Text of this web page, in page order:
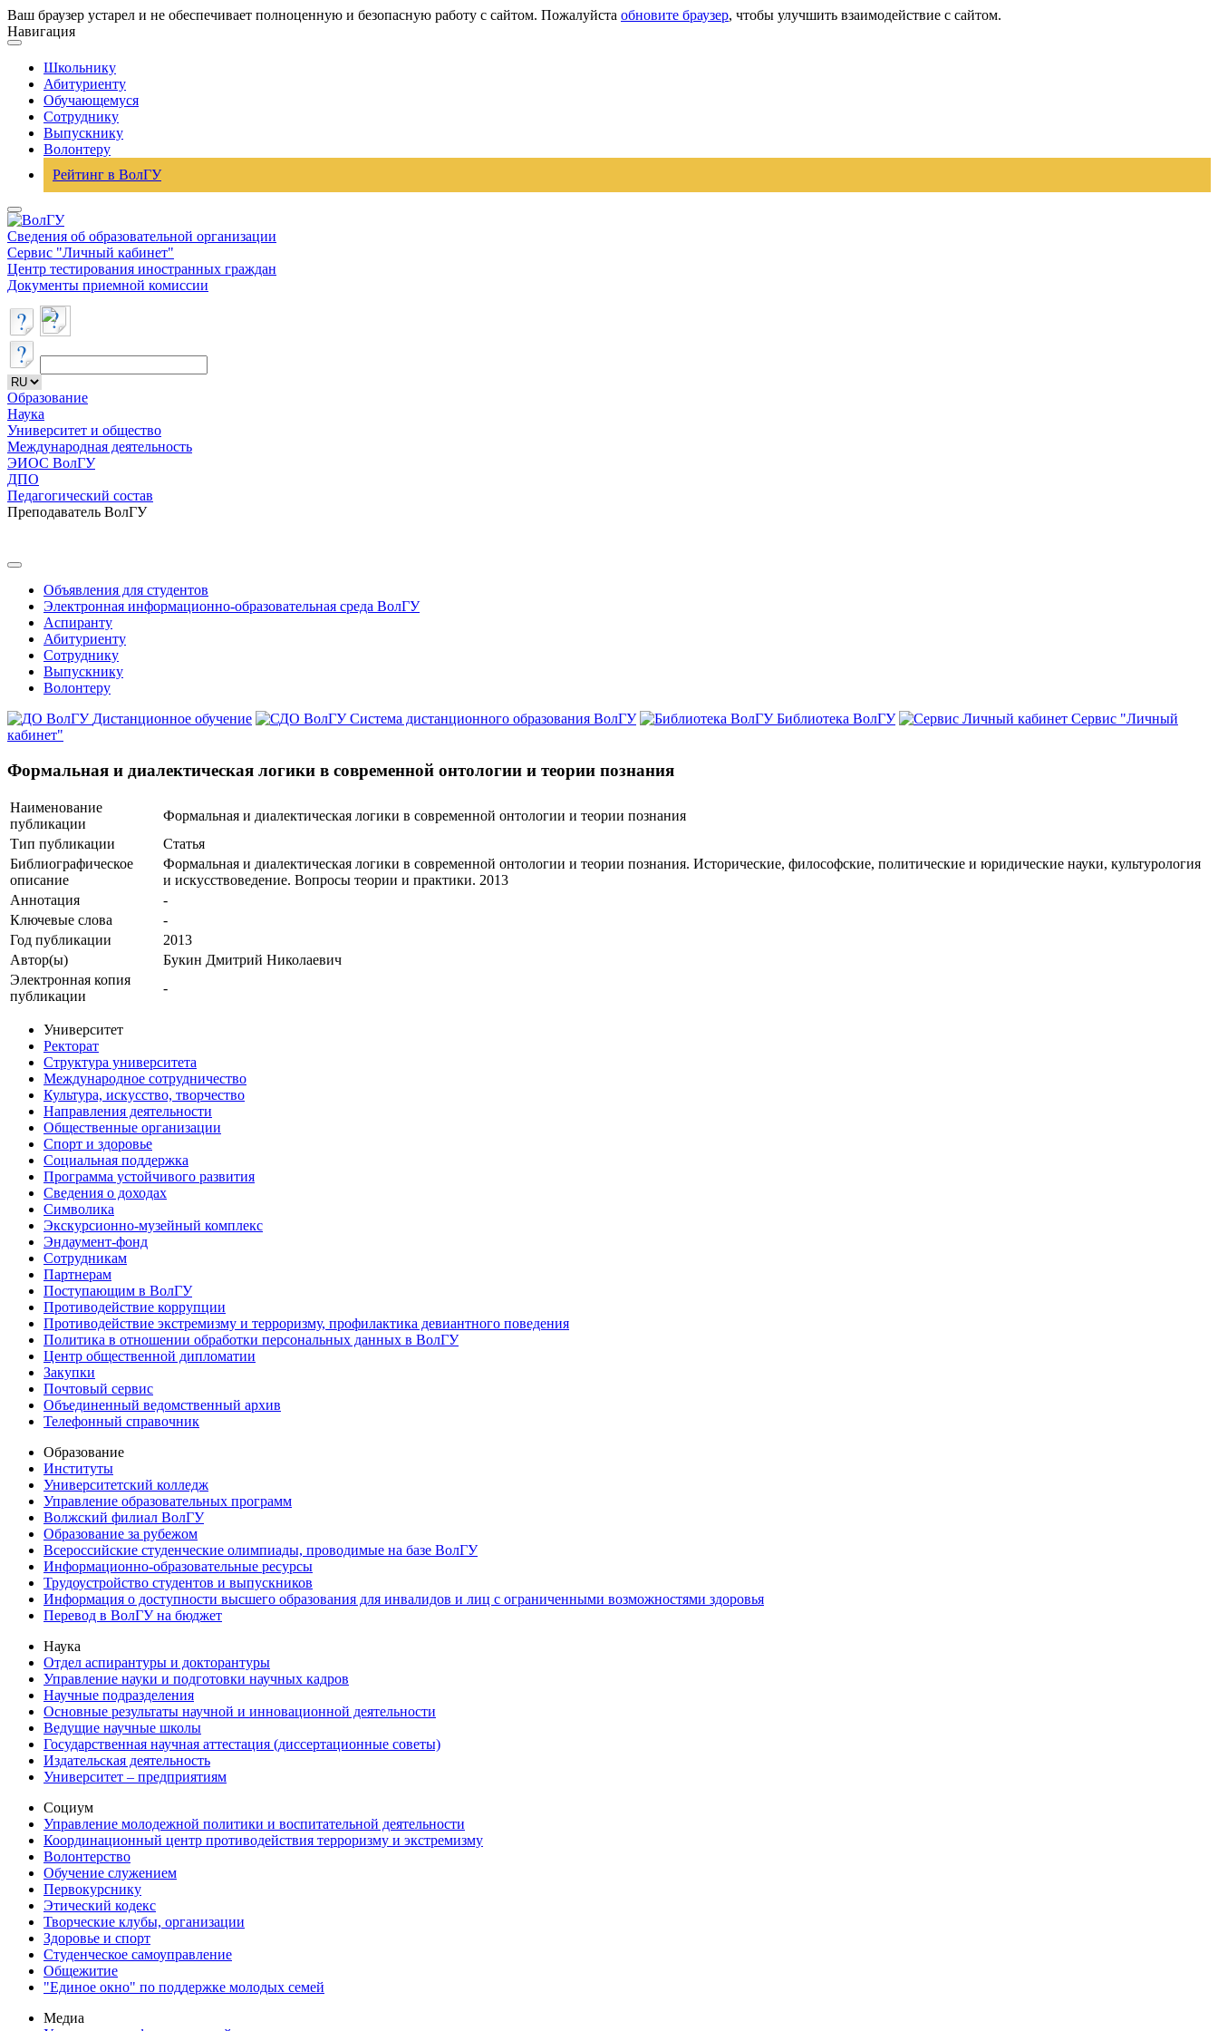
Ваш браузер устарел и не обеспечивает полноценную и безопасную работу с сайтом. Пожалуйста обновите браузер, чтобы улучшить взаимодействие с сайтом.
Навигация
Школьнику
Абитуриенту
Обучающемуся
Сотруднику
Выпускнику
Волонтеру
Рейтинг в ВолГУ
Сведения об образовательной организации
Сервис "Личный кабинет"
Центр тестирования иностранных граждан
Документы приемной комиссии
Образование
Наука
Университет и общество
Международная деятельность
ЭИОС ВолГУ
ДПО
Педагогический состав
Преподаватель ВолГУ
Объявления для студентов
Электронная информационно-образовательная среда ВолГУ
Аспиранту
Абитуриенту
Сотруднику
Выпускнику
Волонтеру
Дистанционное обучение
Система дистанционного образования ВолГУ Библиотека ВолГУ
Сервис "Личный
кабинет"
Формальная и диалектическая логики в современной онтологии и теории познания
Наименование
публикации
Формальная и диалектическая логики в современной онтологии и теории познания
Тип публикации
Статья
Библиографическое
описание
Формальная и диалектическая логики в современной онтологии и теории познания. Исторические, философские, политические и юридические науки, культурология
и искусствоведение. Вопросы теории и практики. 2013
Аннотация
-
Ключевые cлова
-
Год публикации
2013
Автор(ы)
Букин Дмитрий Николаевич
Электронная копия
публикации
-
Университет
Ректорат
Структура университета
Международное сотрудничество
Культура, искусство, творчество
Направления деятельности
Общественные организации
Спорт и здоровье
Социальная поддержка
Программа устойчивого развития
Сведения о доходах
Символика
Экскурсионно-музейный комплекс
Эндаумент-фонд
Сотрудникам
Партнерам
Поступающим в ВолГУ
Противодействие коррупции
Противодействие экстремизму и терроризму, профилактика девиантного поведения
Политика в отношении обработки персональных данных в ВолГУ
Центр общественной дипломатии
Закупки
Почтовый сервис
Объединенный ведомственный архив
Телефонный справочник
Образование
Институты
Университетский колледж
Управление образовательных программ
Волжский филиал ВолГУ
Образование за рубежом
Всероссийские студенческие олимпиады, проводимые на базе ВолГУ
Информационно-образовательные ресурсы
Трудоустройство студентов и выпускников
Информация о доступности высшего образования для инвалидов и лиц с ограниченными возможностями здоровья
Перевод в ВолГУ на бюджет
Наука
Отдел аспирантуры и докторантуры
Управление науки и подготовки научных кадров
Научные подразделения
Основные результаты научной и инновационной деятельности
Ведущие научные школы
Государственная научная аттестация (диссертационные советы)
Издательская деятельность
Университет – предприятиям
Социум
Управление молодежной политики и воспитательной деятельности
Координационный центр противодействия терроризму и экстремизму
Волонтерство
Обучение служением
Первокурснику
Этический кодекс
Творческие клубы, организации
Здоровье и спорт
Студенческое самоуправление
Общежитие
"Единое окно" по поддержке молодых семей
Медиа